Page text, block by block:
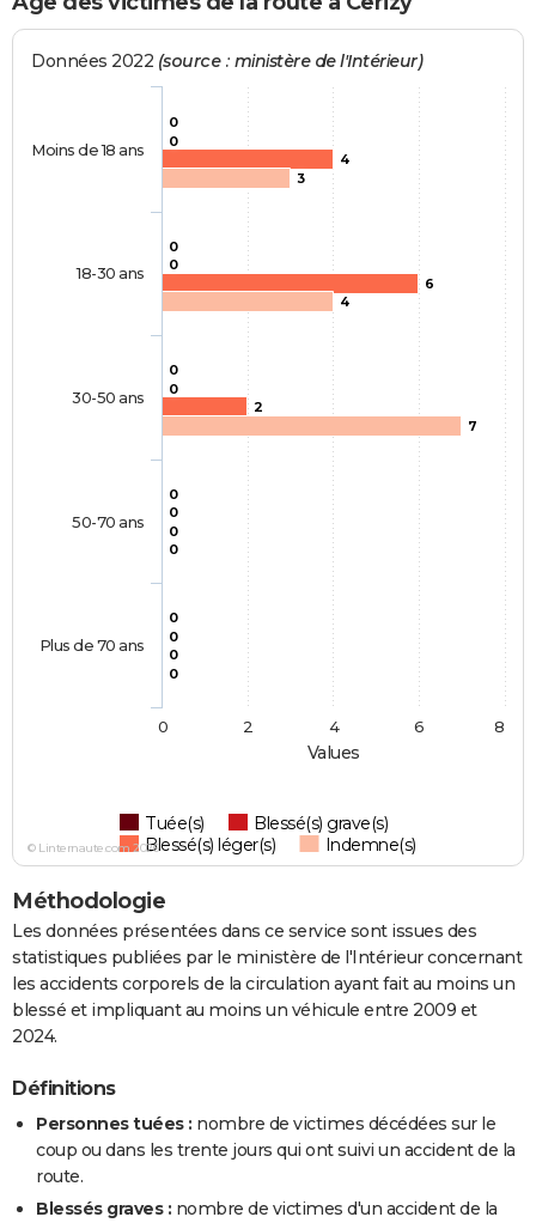
Values
Données 2022 (source : ministère de l'Intérieur)
0
0
0
0
0
0
0
0
0
0
4
6
2
0
0
3
4
7
0
0
Tuée(s)
Blessé(s) grave(s)
Blessé(s) léger(s)
Indemne(s)
Moins de 18 ans
18-30 ans
30-50 ans
50-70 ans
Plus de 70 ans
0 2 4 6 8
© Linternaute.com 2026
Méthodologie
Les données présentées dans ce service sont issues des
statistiques publiées par le ministère de l'Intérieur concernant
les accidents corporels de la circulation ayant fait au moins un
blessé et impliquant au moins un véhicule entre 2009 et
2024.
Définitions
Personnes tuées : nombre de victimes décédées sur le
coup ou dans les trente jours qui ont suivi un accident de la
route.
Blessés graves : nombre de victimes d'un accident de la